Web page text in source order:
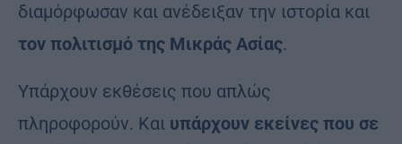
διαμόρφωσαν και ανέδειξαν την ιστορία και
τον πολιτισμό της Μικράς Ασίας.
Υπάρχουν εκθέσεις που απλώς
πληροφορούν. Και υπάρχουν εκείνες που σε